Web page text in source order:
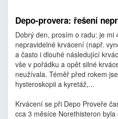
Depo-provera: řešení
Dobrý den, prosím o radu: je mi
nepravidelné krvácení (např.
a často i dlouhé následující
vše v pořádku a opět silné
neužívala. Téměř před rokem
hysteroskopii a kyretáž,...
Krvácení se při Depo Proveře
cca 3 měsíce Norethisteron byla